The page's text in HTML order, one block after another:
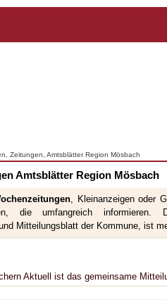
Zeitungen, Amtsblätter Region Mösbach
Amtsblätter Region Mösbach
, Kleinanzeigen oder
die umfangreich
Mitteilungsblatt der Kommune, ist
Aktuell ist das gemeinsame